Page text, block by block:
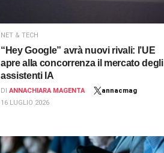
NET & TECH
“Hey Google” avrà nuovi rivali: l’UE
apre alla concorrenza il mercato degli
assistenti IA
DI ANNACHIARA MAGENTA
annacmag
16 LUGLIO 2026